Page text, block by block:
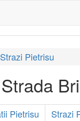
Strazi Pietrisu
Strada
Pietrisu Strazi